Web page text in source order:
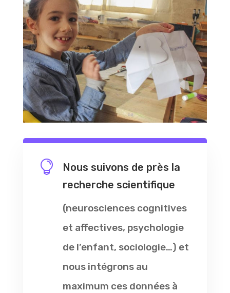

Nous suivons de près la
recherche scientifique
(neurosciences cognitives
et affectives, psychologie
de l’enfant, sociologie…) et
nous intégrons au
maximum ces données à